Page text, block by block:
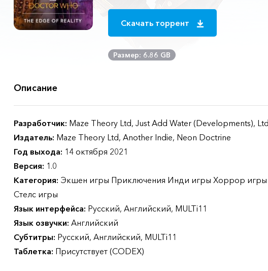
Скачать торрент
Размер: 6.86 GB
Описание
Разработчик: Maze Theory Ltd, Just Add Water (Developments),
Издатель: Maze Theory Ltd, Another Indie, Neon Doctrine
Год выхода: 14 октября 2021
Версия: 1.0
Категория: Экшен игры Приключения Инди игры Хоррор игры
Стелс игры
Язык интерфейса: Русский, Английский, MULTi11
Язык озвучки: Английский
Субтитры: Русский, Английский, MULTi11
Таблетка: Присутствует (CODEX)